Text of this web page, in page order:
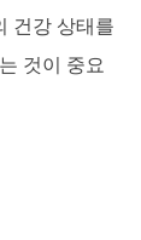
건강 상태를
것이 중요